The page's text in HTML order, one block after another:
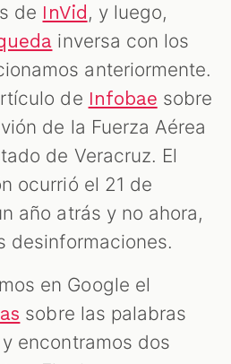
de InVid , y luego,
inversa con los
anteriormente.
de Infobae sobre
de la Fuerza Aérea
de Veracruz. El
ocurrió el 21 de
año atrás y no ahora,
desinformaciones.
en Google el
sobre las palabras
encontramos dos